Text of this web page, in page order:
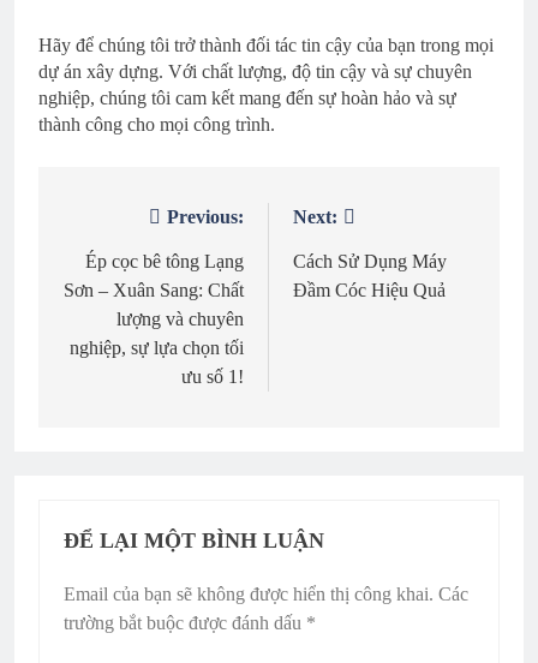
Hãy để chúng tôi trở thành đối tác tin cậy của bạn trong mọi
dự án xây dựng. Với chất lượng, độ tin cậy và sự chuyên
nghiệp, chúng tôi cam kết mang đến sự hoàn hảo và sự
thành công cho mọi công trình.
hướng
viết
Previous:
Ép cọc bê tông Lạng
Sơn – Xuân Sang: Chất
lượng và chuyên
nghiệp, sự lựa chọn tối
ưu số 1!
Next:
Cách Sử Dụng Máy
Đầm Cóc Hiệu Quả
ĐỂ LẠI MỘT BÌNH LUẬN
Email của bạn sẽ không được hiển thị công khai. Các
trường bắt buộc được đánh dấu *